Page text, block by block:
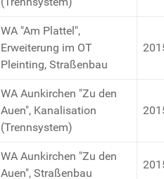
WA "Am Plattel",
Erweiterung im OT
Pleinting, Straßenbau
WA Aunkirchen "Zu den
Auen", Kanalisation
(Trennsystem)
WA Aunkirchen "Zu den
Auen", Straßenbau